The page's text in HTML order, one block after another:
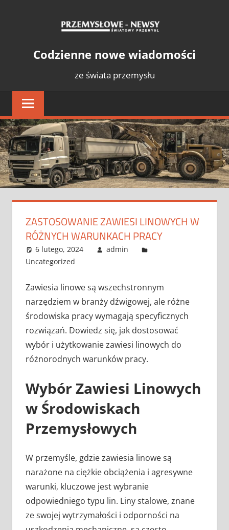
PrzemysłCodzienne nowe wiadomości
ze świata przemysłu
ZASTOSOWANIE ZAWIESI LINOWYCH W
RÓŻNYCH WARUNKACH PRACY
6 lutego, 2024
admin
Uncategorized
Zawiesia linowe są wszechstronnym
narzędziem w branży dźwigowej, ale różne
środowiska pracy wymagają specyficznych
rozwiązań. Dowiedz się, jak dostosować
wybór i użytkowanie zawiesi linowych do
różnorodnych warunków pracy.
Wybór Zawiesi Linowych
w Środowiskach
Przemysłowych
W przemyśle, gdzie zawiesia linowe są
narażone na ciężkie obciążenia i agresywne
warunki, kluczowe jest wybranie
odpowiedniego typu lin. Liny stalowe, znane
ze swojej wytrzymałości i odporności na